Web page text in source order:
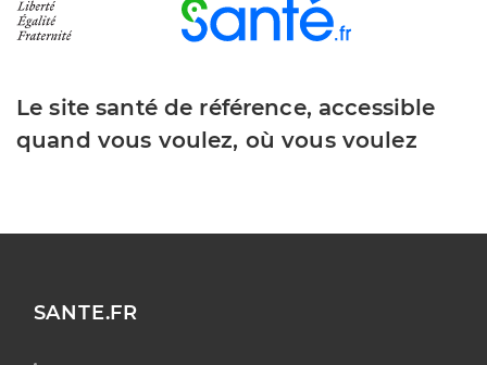
Le site santé de référence, accessible
quand vous voulez, où vous voulez
SANTE.FR